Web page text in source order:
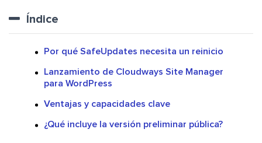
Índice
Por qué SafeUpdates necesita un reinicio
Lanzamiento de Cloudways Site Manager
para WordPress
Ventajas y capacidades clave
¿Qué incluye la versión preliminar pública?